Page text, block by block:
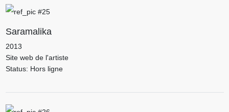
Saramalika
2013
Site web de l'artiste
Status: Hors ligne